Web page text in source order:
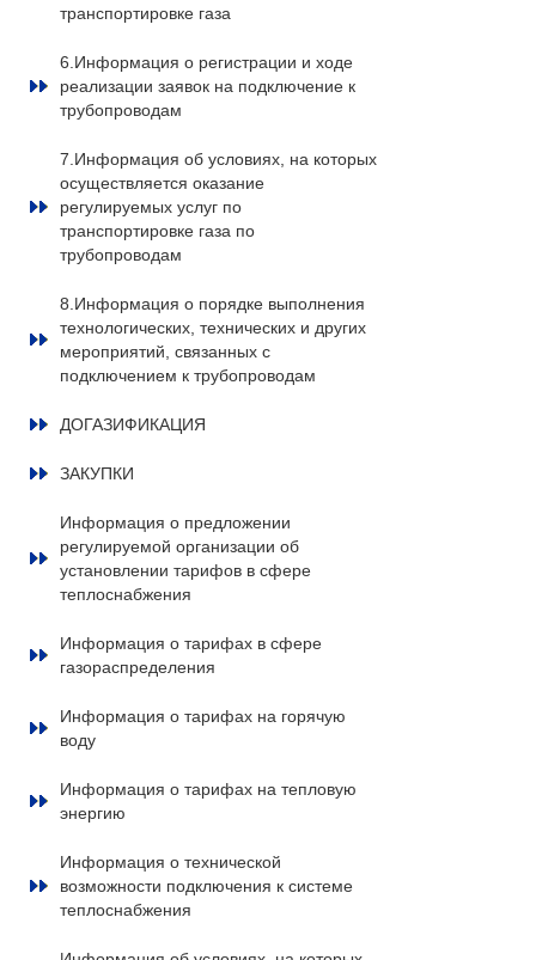
транспортировке газа
6.Информация о регистрации и ходе
реализации заявок на подключение к
трубопроводам
7.Информация об условиях, на которых
осуществляется оказание
регулируемых услуг по
транспортировке газа по
трубопроводам
8.Информация о порядке выполнения
технологических, технических и других
мероприятий, связанных с
подключением к трубопроводам
ДОГАЗИФИКАЦИЯ
ЗАКУПКИ
Информация о предложении
регулируемой организации об
установлении тарифов в сфере
теплоснабжения
Информация о тарифах в сфере
газораспределения
Информация о тарифах на горячую
воду
Информация о тарифах на тепловую
энергию
Информация о технической
возможности подключения к системе
теплоснабжения